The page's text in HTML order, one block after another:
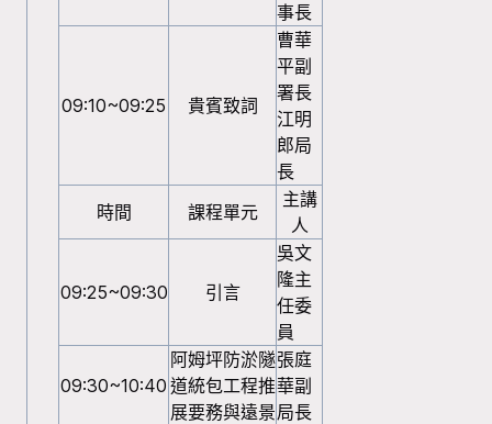
事長
09:10~09:25 貴賓致詞
曹華
平副
署長
江明
郎局
長
時間
課程單元
主講
人
09:25~09:30 引言
吳文
隆主
任委
員
09:30~10:40
阿姆坪防淤隧
道統包工程推
展要務與遠景
張庭
華副
局長